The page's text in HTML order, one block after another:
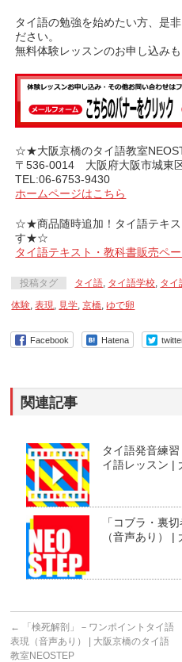
タイ語の勉強を始めたい方、是
ださい。
無料体験レッスンのお申し込み
☆★大阪京橋のタイ語教室
〒536-0014 大阪府大阪市城東
TEL:06-6753-9430
ホームページはこちら
☆★商品随時追加！タイ語テキス
す★☆
タイ語テキスト・教科書販売ペ
投稿タグ タイ語, タイ語学校, タイ
体験,表現, 見学,京橋,ゆで卵
Facebook Hatena
関連記事
タイ語発音練
イ語レッスン |
「コブラ・裏
（音声あり） |
←
「検死解剖」－ワンポイントタイ語
表現（音声あり） | 大阪京橋のタイ語
教室NEOSTEP